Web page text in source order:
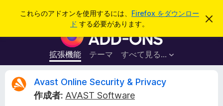
これらのアドオンを使用するには、 Firefox をダウンロー
ド する必要があります。
こ
を
F
i
r
e
x
拡張機能 テーマ すべて見る...
ログイン
A
Avast Online Security & Privacy
作成者: AVAST Software